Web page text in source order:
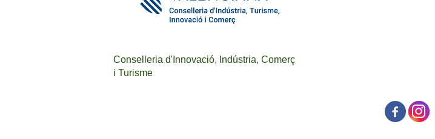
Conselleria d'Innovació, Indústria, Comerç
i Turisme